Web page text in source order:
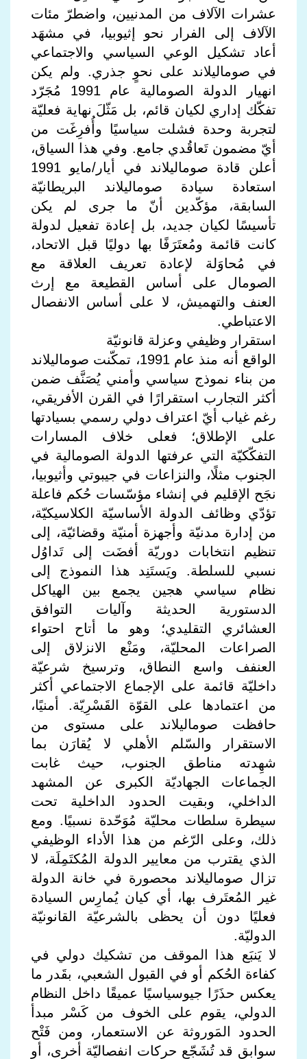
عشرات الآلاف من المدنيين، واضطرّ مئات
الآلاف إلى الفرار نحو إثيوبيا، في مشهَد
أعاد تشكيل الوعي السياسي والاجتماعي
في صوماليلاند على نحوٍ جذري. ولم يكن
انهيار الدولة الصومالية عام 1991 مُجَرّد
تفكّك إداري لكيان قائم، بل مَثّلَ نهاية فعليّة
لتجربة وحدة فشلت سياسيًا وأُفرِغَت من
أيّ مضمون تَعاقُدي جامع. وفي هذا السياق،
أعلن قادة صوماليلاند في أيار/مايو 1991
استعادة سيادة صوماليلاند البريطانيّة
السابقة، مؤكّدين أنّ ما جرى لم يكن
تأسيسًا لكيان جديد، بل إعادة تفعيل لدولة
كانت قائمة ومُعتَرَفًا بها دوليًا قبل الاتحاد،
في مُحاوَلة لإعادة تعريف العلاقة مع
الصومال على أساس القطيعة مع إرث
العنف والتهميش، لا على أساس الانفصال
الاعتباطي.
استقرار وظيفي وعزلة قانونيّة
الواقع أنه منذ عام 1991، تمكّنت صوماليلاند
من بناء نموذج سياسي وأمني يُصَنَّف ضمن
أكثر التجارب استقرارًا في القرن الأفريقي،
رغم غياب أيّ اعتراف دولي رسمي بسيادتها
على الإطلاق؛ فعلى خلاف المسارات
التفكّكيّة التي عرفتها الدولة الصومالية في
الجنوب مثلًا، والنزاعات في جيبوتي وأثيوبيا،
نجَح الإقليم في إنشاء مؤسّسات حُكم فاعلة
تؤدّي وظائف الدولة الأساسيّة الكلاسيكيّة،
من إدارة مدنيّة وأجهزة أمنيّة وقضائيّة، إلى
تنظيم انتخابات دوريّة أفضَت إلى تَداوُل
نسبي للسلطة. ويَستَنِد هذا النموذج إلى
نظام سياسي هجين يجمع بين الهياكل
الدستورية الحديثة وآليات التوافق
العشائري التقليدي؛ وهو ما أتاح احتواء
الصراعات المحليّة، ومَنْع الانزلاق إلى
العنفف واسع النطاق، وترسيخ شرعيّة
داخليّة قائمة على الإجماع الاجتماعي أكثر
من اعتمادها على القوّة القَسْرِيّة. أمنيًا،
حافظت صوماليلاند على مستوى من
الاستقرار والسّلم الأهلي لا يُقارَن بما
شهِدته مناطق الجنوب، حيث غابت
الجماعات الجهاديّة الكبرى عن المشهد
الداخلي، وبقيت الحدود الداخلية تحت
سيطرة سلطات محليّة مُوَحّدة نسبيًا. ومع
ذلك، وعلى الرّغم من هذا الأداء الوظيفي
الذي يقترب من معايير الدولة المُكتَمِلَة، لا
تزال صوماليلاند محصورة في خانة الدولة
غير المُعتَرف بها، أي كيان يُمارِس السيادة
فعليًا دون أن يحظى بالشرعيّة القانونيّة
الدوليّة.
لا يَنبَع هذا الموقف من تشكيك دولي في
كفاءة الحُكم أو في القبول الشعبي، بقَدر ما
يعكس حذَرًا جيوسياسيًا عميقًا داخل النظام
الدولي، يقوم على الخوف من كَسْر مبدأ
الحدود المَوروثة عن الاستعمار، ومن فَتْح
سوابق قد تُشَجّع حركات انفصاليّة أخرى، أو